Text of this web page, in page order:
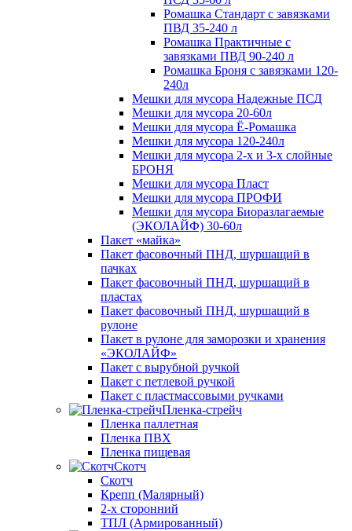
Ромашка Стандарт с завязками
ПВД 35-240 л
Ромашка Практичные с
завязками ПВД 90-240 л
Ромашка Броня с завязками 120-
240л
Мешки для мусора Надежные ПСД
Мешки для мусора 20-60л
Мешки для мусора Ё-Ромашка
Мешки для мусора 120-240л
Мешки для мусора 2-х и 3-х слойные
БРОНЯ
Мешки для мусора Пласт
Мешки для мусора ПРОФИ
Мешки для мусора Биоразлагаемые
(ЭКОЛАЙФ) 30-60л
Пакет «майка»
Пакет фасовочный ПНД, шуршащий в
пачках
Пакет фасовочный ПНД, шуршащий в
пластах
Пакет фасовочный ПНД, шуршащий в
рулоне
Пакет в рулоне для заморозки и хранения
«ЭКОЛАЙФ»
Пакет с вырубной ручкой
Пакет с петлевой ручкой
Пакет с пластмассовыми ручками
Пленка-стрейч
Пленка паллетная
Пленка ПВХ
Пленка пищевая
Скотч
Скотч
Крепп (Малярный)
2-х сторонний
ТПЛ (Армированный)